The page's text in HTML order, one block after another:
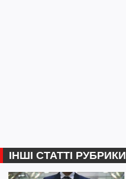
ІНШІ СТАТТІ РУБРИКИ